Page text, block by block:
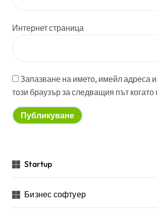
Интернет страница
Запазване на името, имейл адреса
този браузър за следващия път
Startup
Бизнес софтуер